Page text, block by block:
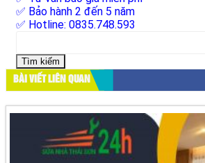
✅ Bảo hành 2 đến 5 năm
✅ Hotline: 0835.748.593
cho:
BÀI VIẾT LIÊN QUAN